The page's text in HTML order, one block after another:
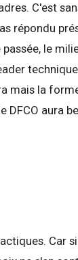
C'est
répondu
le
mais la
DFCO aura
Car si